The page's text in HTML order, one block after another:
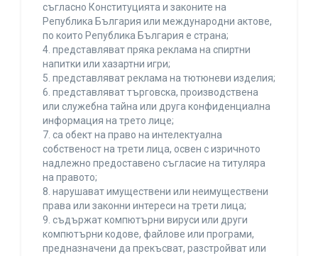
съгласно Конституцията и законите на
Република България или международни актове,
по които Република България е страна;
4. представляват пряка реклама на спиртни
напитки или хазартни игри;
5. представляват реклама на тютюневи изделия;
6. представляват търговска, производствена
или служебна тайна или друга конфиденциална
информация на трето лице;
7. са обект на право на интелектуална
собственост на трети лица, освен с изричното
надлежно предоставено съгласие на титуляра
на правото;
8. нарушават имуществени или неимуществени
права или законни интереси на трети лица;
9. съдържат компютърни вируси или други
компютърни кодове, файлове или програми,
предназначени да прекъсват, разстройват или